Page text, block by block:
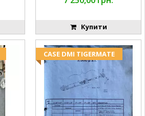
Купити
CASE DMI TIGERMATE